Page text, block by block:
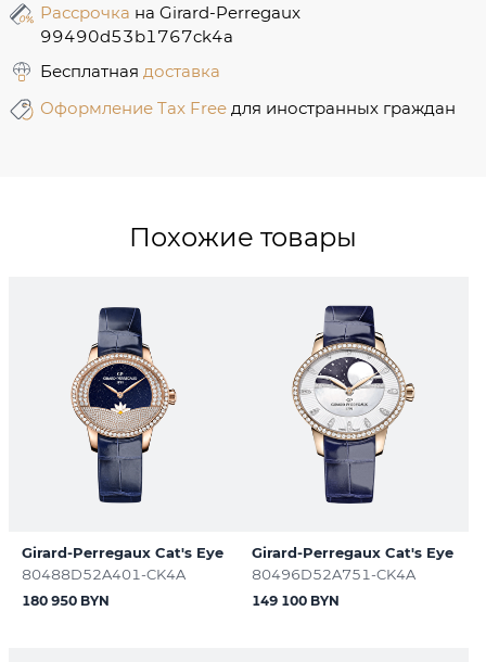
Рассрочка на Girard-Perregaux
99490d53b1767ck4a
Бесплатная доставка
Оформление Tax Free для иностранных граждан
Похожие товары
Girard-Perregaux Cat's Eye
80488D52A401-CK4A
180 950 BYN
Girard-Perregaux Cat's Eye
80496D52A751-CK4A
149 100 BYN